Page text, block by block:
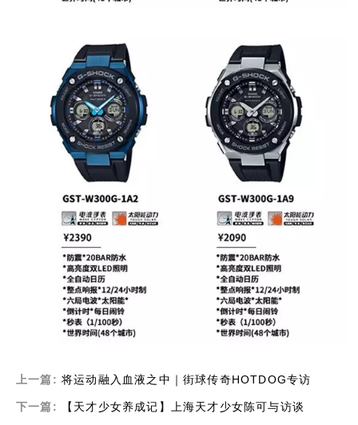
上一篇: 将运动融入血液之中｜街球传奇HOTDOG专访
下一篇: 【天才少女养成记】上海天才少女陈可与访谈